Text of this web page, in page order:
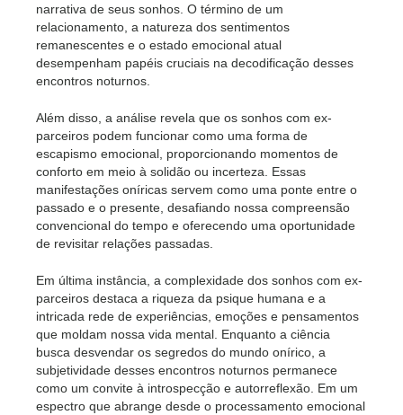
narrativa de seus sonhos. O término de um
relacionamento, a natureza dos sentimentos
remanescentes e o estado emocional atual
desempenham papéis cruciais na decodificação desses
encontros noturnos.
Além disso, a análise revela que os sonhos com ex-
parceiros podem funcionar como uma forma de
escapismo emocional, proporcionando momentos de
conforto em meio à solidão ou incerteza. Essas
manifestações oníricas servem como uma ponte entre o
passado e o presente, desafiando nossa compreensão
convencional do tempo e oferecendo uma oportunidade
de revisitar relações passadas.
Em última instância, a complexidade dos sonhos com ex-
parceiros destaca a riqueza da psique humana e a
intricada rede de experiências, emoções e pensamentos
que moldam nossa vida mental. Enquanto a ciência
busca desvendar os segredos do mundo onírico, a
subjetividade desses encontros noturnos permanece
como um convite à introspecção e autorreflexão. Em um
espectro que abrange desde o processamento emocional